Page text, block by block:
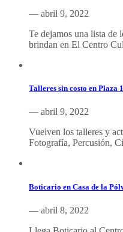
— abril 9, 2022
Te dejamos una lista de
brindan en El Centro
Talleres sin costo en Plaza
— abril 9, 2022
Vuelven los talleres y
Fotografía, Percusión,
Boticario en Casa de la
— abril 8, 2022